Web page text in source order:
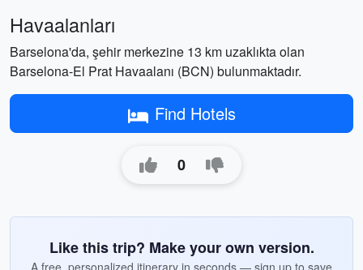
Havaalanları
Barselona'da, şehir merkezine 13 km uzaklıkta olan
Barselona-El Prat Havaalanı (BCN) bulunmaktadır.
Find Hotels
0
Like this trip? Make your own version.
A free, personalized itinerary in seconds — sign up to save